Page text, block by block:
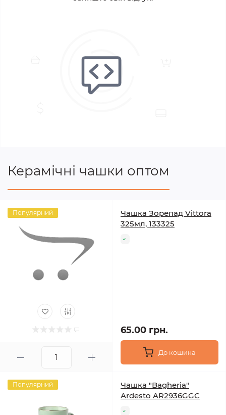
Керамічні чашки оптом
Популярний
Чашка Зорепад Vittora
325мл, 133325
65.00 грн.
До кошика
Популярний
Чашка "Bagheria"
Ardesto AR2936GGC